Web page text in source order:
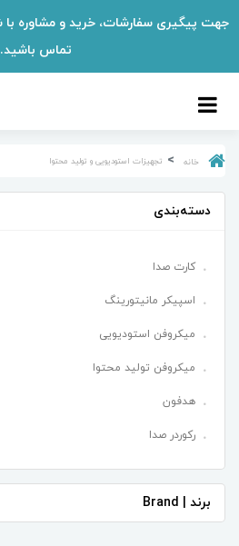
تماس باشید.
خانه تجهیزات استودیویی و تولید محتوا
دسته‌بندی
کارت صدا
اسپیکر مانیتورینگ
میکروفن استودیویی
میکروفن تولید محتوا
هدفون
رکوردر صدا
برند | Brand